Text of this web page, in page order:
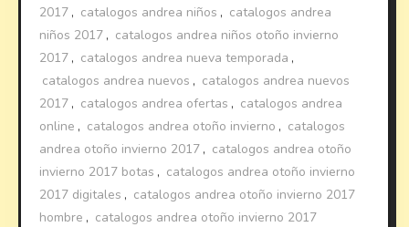
2017 , catalogos andrea niños , catalogos andrea
niños 2017 , catalogos andrea niños otoño invierno
2017 , catalogos andrea nueva temporada ,
catalogos andrea nuevos , catalogos andrea nuevos
2017 , catalogos andrea ofertas , catalogos andrea
online , catalogos andrea otoño invierno , catalogos
andrea otoño invierno 2017 , catalogos andrea otoño
invierno 2017 botas , catalogos andrea otoño invierno
2017 digitales , catalogos andrea otoño invierno 2017
hombre , catalogos andrea otoño invierno 2017